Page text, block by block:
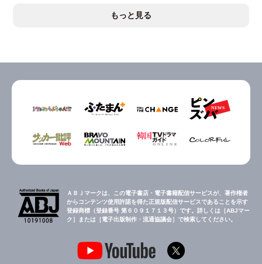
もっと見る
ＡＢＪマークは、この電子書店・電子書籍配信サービスが、著作権者
からコンテンツ使用許諾を得た正規版配信サービスであることを示す
登録商標（登録番号 第６０９１７１３号）です。詳しくは［ABJマー
ク］または［電子出版制作・流通協議会］で検索してください。